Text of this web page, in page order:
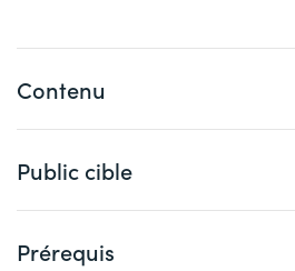
Contenu
Le contenu de cette formation
maintenant au cours avec les
Public cible
En tant qu’administrateur de
Prérequis